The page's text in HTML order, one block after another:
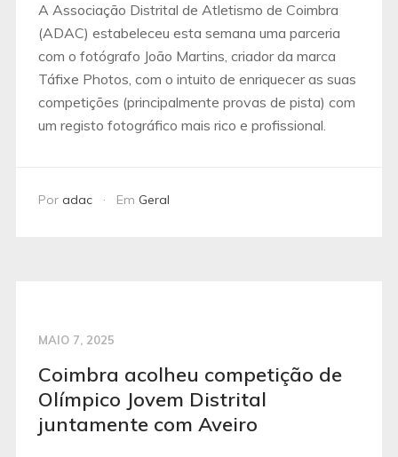
A Associação Distrital de Atletismo de Coimbra
(ADAC) estabeleceu esta semana uma parceria
com o fotógrafo João Martins, criador da marca
Táfixe Photos, com o intuito de enriquecer as suas
competições (principalmente provas de pista) com
um registo fotográfico mais rico e profissional.
Por adac Em Geral
MAIO 7, 2025
Coimbra acolheu competição de
Olímpico Jovem Distrital
juntamente com Aveiro